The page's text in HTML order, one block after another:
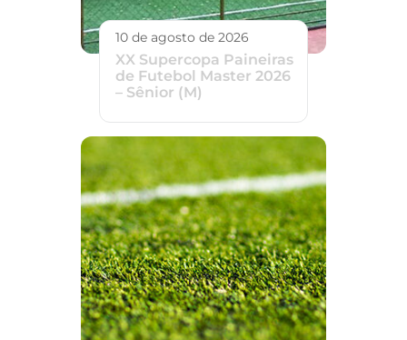
10 de agosto de 2026
XX Supercopa Paineiras
de Futebol Master 2026
– Sênior (M)